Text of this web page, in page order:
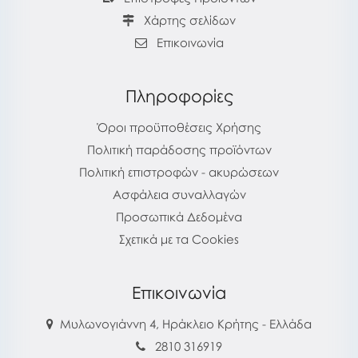
Χάρτης σελίδων
Επικοινωνία
Πληροφορίες
Όροι προϋποθέσεις Χρήσης
Πολιτική παράδοσης προϊόντων
Πολιτική επιστροφών - ακυρώσεων
Ασφάλεια συναλλαγών
Προσωπικά Δεδομένα
Σχετικά με τα Cookies
Επικοινωνία
Μυλωνογιάννη 4, Ηράκλειο Κρήτης - Ελλάδα
2810 316919